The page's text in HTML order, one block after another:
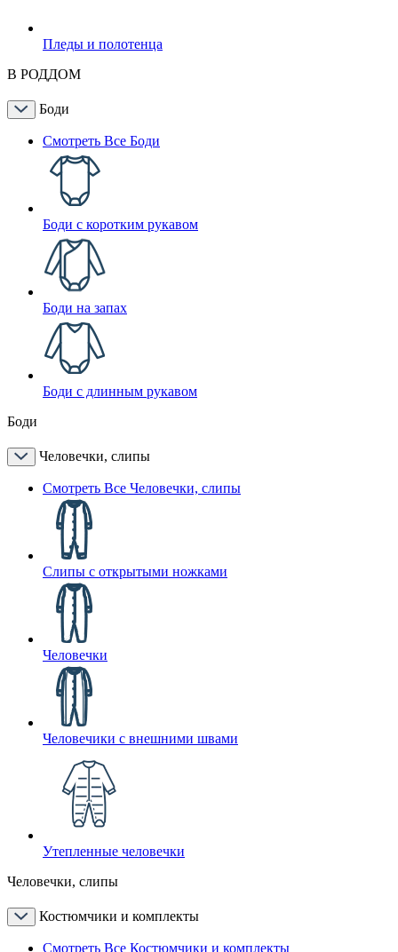
Пледы и полотенца
В РОДДОМ
Боди
Смотреть Все Боди
Боди с коротким рукавом
Боди на запах
Боди с длинным рукавом
Боди
Человечки, слипы
Смотреть Все Человечки, слипы
Слипы с открытыми ножками
Человечки
Человечики с внешними швами
Утепленные человечки
Человечки, слипы
Костюмчики и комплекты
Смотреть Все Костюмчики и комплекты